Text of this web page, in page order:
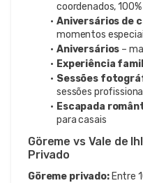
coordenados,
Aniversários de
momentos
Aniversários –
Experiência
Sessões
sessões
Escapada
para casais
Göreme vs Vale de
Privado
Göreme privado: Entre